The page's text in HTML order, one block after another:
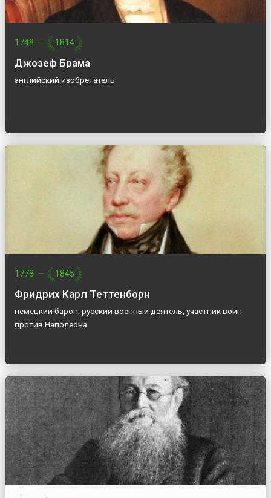
1748 — 1814
Джозеф Брама
английский изобретатель
1778 — 1845
Фридрих Карл Теттенборн
немецкий барон, русский военный деятель, участник войн
против Наполеона